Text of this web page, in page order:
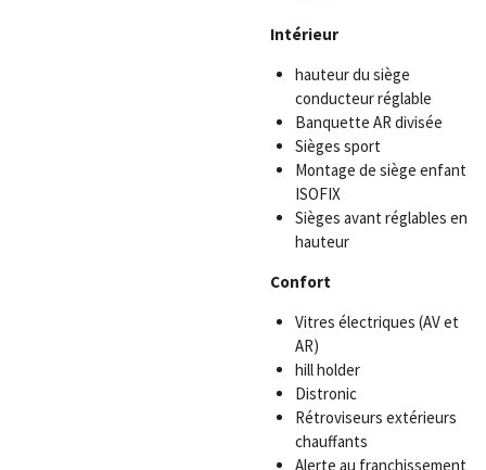
Intérieur
hauteur du siège
conducteur réglable
Banquette AR divisée
Sièges sport
Montage de siège enfant
ISOFIX
Sièges avant réglables en
hauteur
Confort
Vitres électriques (AV et
AR)
hill holder
Distronic
Rétroviseurs extérieurs
chauffants
Alerte au franchissement